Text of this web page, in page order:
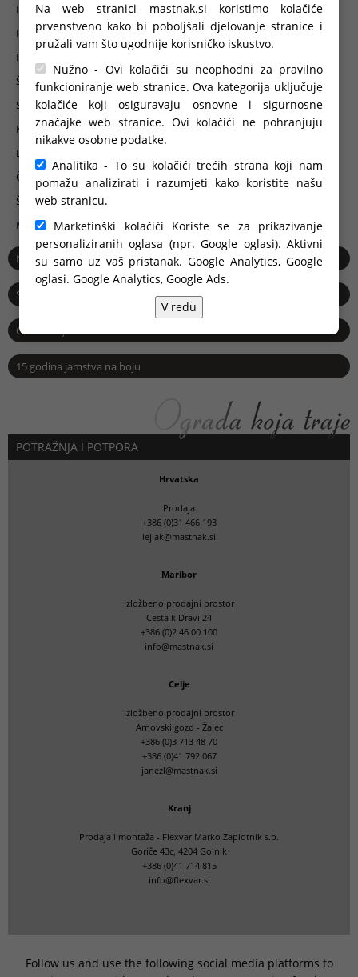
Na web stranici mastnak.si koristimo kolačiće
prvenstveno kako bi poboljšali djelovanje stranice i
pružali vam što ugodnije korisničko iskustvo.
Nužno - Ovi kolačići su neophodni za pravilno
funkcioniranje web stranice. Ova kategorija uključuje
kolačiće koji osiguravaju osnovne i sigurnosne
značajke web stranice. Ovi kolačići ne pohranjuju
nikakve osobne podatke.
Analitika - To su kolačići trećih strana koji nam
pomažu analizirati i razumjeti kako koristite našu
web stranicu.
Marketinški kolačići Koriste se za prikazivanje
personaliziranih oglasa (npr. Google oglasi). Aktivni
su samo uz vaš pristanak. Google Analytics, Google
oglasi. Google Analytics, Google Ads.
V redu
Poštanski sandučići
Portafoni i videofoni
Portafoni i šifrator na GSM tehnologiji
Šifrator, kanalna tipka, kanalni ključ, radarski prijemnik ...
Svjetlo upozorenja
Kvake i ručke
Daljinski upravljači
Čitač otiska prsta
Širokopojasne fotoćelije
Mehanizam koji prepoznaje prepreku prije sudara
Narudžba i isporuka
Servis
Održavanje
15 godina jamstva na boju
POTRAŽNJA I POTPORA
Hrvatska
Prodaja
+386 (0)31 466 193
lejlak@mastnak.si
Maribor
Izložbeno prodajni prostor
Cesta k Dravi 24
+386 (0)2 46 00 100
info@mastnak.si
Celje
Izložbeno prodajni prostor
Arnovski gozd - Žalec
+386 (0)3 713 48 70
+386 (0)41 792 067
janezl@mastnak.si
Kranj
Prodaja i montaža - Flexvar Marko Zaplotnik s.p.
Goriče 43c, 4204 Golnik
+386 (0)41 714 815
info@flexvar.si
Follow us and use the following social media platforms to